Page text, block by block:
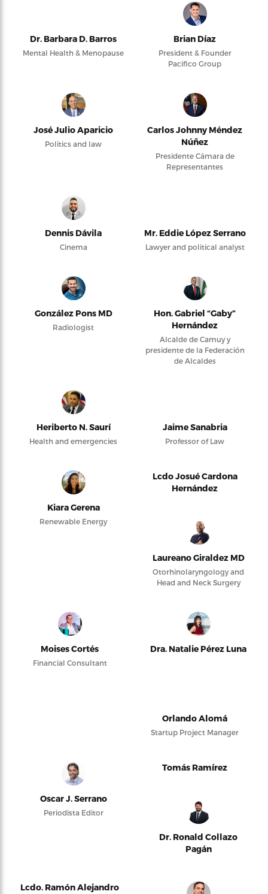
Dr. Barbara D. Barros
Mental Health & Menopause
Brian Díaz
President & Founder
Pacifico Group
José Julio Aparicio
Politics and law
Carlos Johnny Méndez
Núñez
Presidente Cámara de
Representantes
Dennis Dávila
Cinema
Mr. Eddie López Serrano
Lawyer and political analyst
González Pons MD
Radiologist
Hon. Gabriel “Gaby”
Hernández
Alcalde de Camuy y
presidente de la Federación
de Alcaldes
Heriberto N. Saurí
Health and emergencies
Jaime Sanabria
Professor of Law
Kiara Gerena
Renewable Energy
Lcdo Josué Cardona
Hernández
Laureano Giraldez MD
Otorhinolaryngology and
Head and Neck Surgery
Moises Cortés
Financial Consultant
Dra. Natalie Pérez Luna
Orlando Alomá
Startup Project Manager
Oscar J. Serrano
Periodista Editor
Tomás Ramírez
Dr. Ronald Collazo
Pagán
Lcdo. Ramón Alejandro